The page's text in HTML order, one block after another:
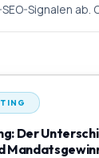
Signalen ab.
Der